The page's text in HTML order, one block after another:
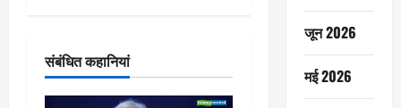
संबंधित कहानियां
जून 2026
मई 2026